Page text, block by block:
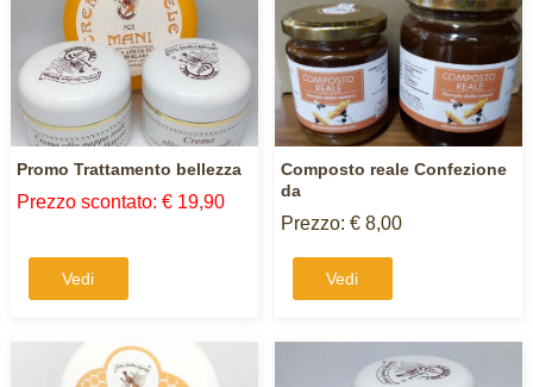
Promo Trattamento bellezza
Prezzo scontato: € 19,90
Vedi
Composto reale Confezione
da
Prezzo: € 8,00
Vedi